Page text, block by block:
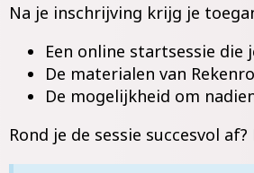
Na je inschrijving krijg je
Een online startsessie
De materialen van
De mogelijkheid om
Rond je de sessie succesvol